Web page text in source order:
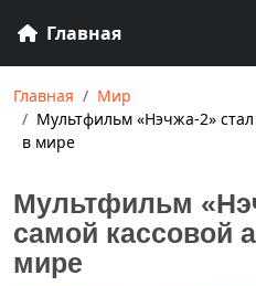
Главная
Главная
Мир
Мультфильм «Нэчжа-2»
в мире
Мультфильм
самой кассовой
мире